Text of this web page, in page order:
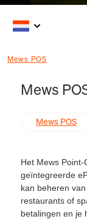
Mews POS
Mews
Mews POS
Het Mews
geïntegreerde
kan beheren
restaurants of
betalingen en je